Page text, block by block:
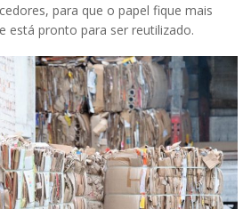
para que o papel fique mais
está pronto para ser reutilizado.